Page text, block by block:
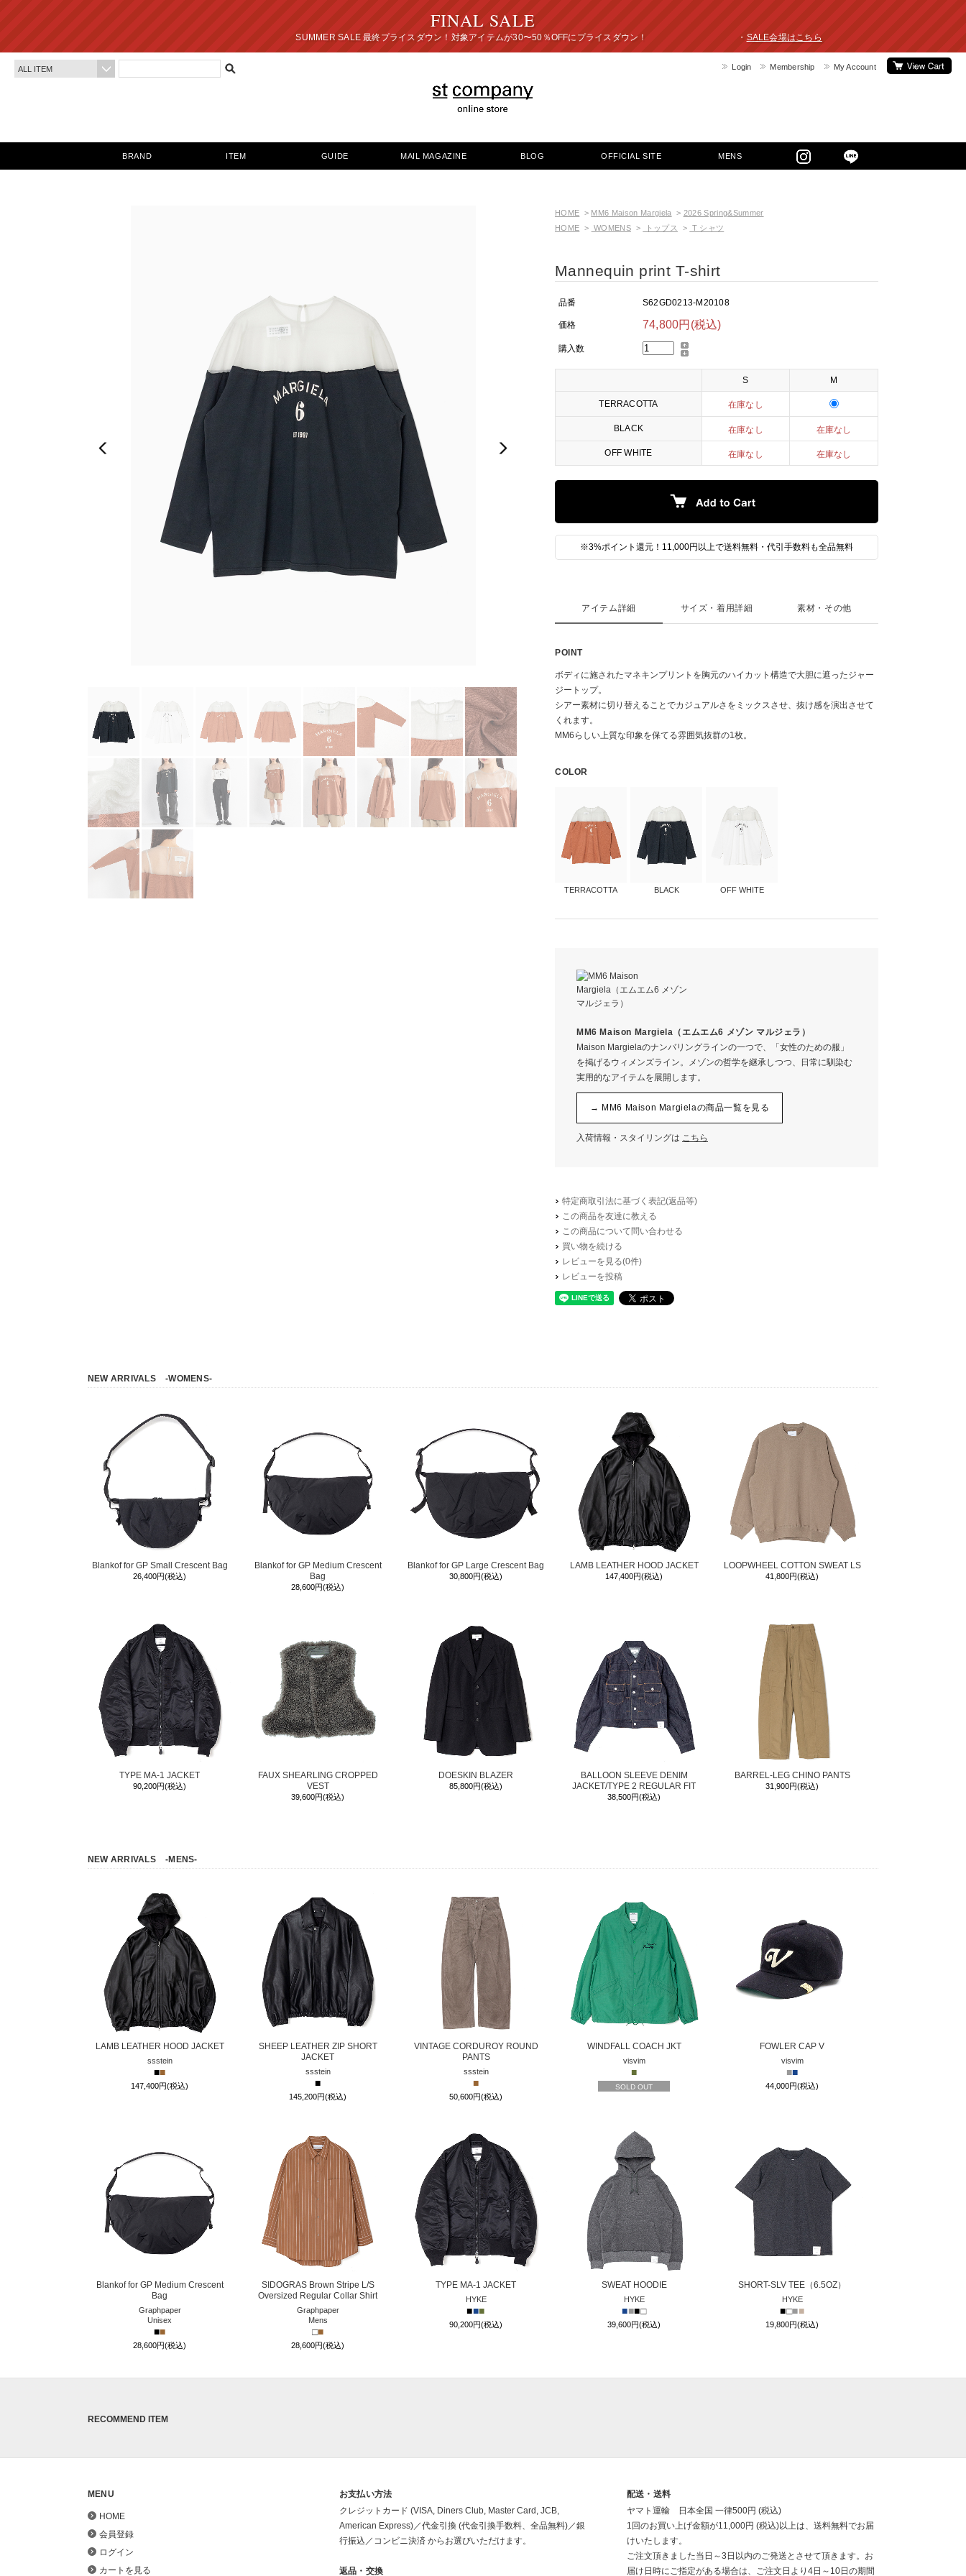
FINAL SALE
SUMMER SALE 最終プライスダウン！対象アイテムが30〜50％OFFにプライスダウン！ ・ SALE会場はこちら
My Account
Membership
Login
BRAND ITEM GUIDE MAIL MAGAZINE BLOG OFFICIAL SITE MENS
Previous Next
HOME > MM6 Maison Margiela > 2026 Spring&Summer
HOME > WOMENS> トップス > T シャツ
Mannequin print T-shirt
品番 S62GD0213-M20108
価格 74,800円(税込)
購入数
S M
TERRACOTTA 在庫なし
BLACK 在庫なし 在庫なし
OFF WHITE 在庫なし 在庫なし
※3%ポイント還元！11,000円以上で送料無料・代引手数料も全品無料
アイテム詳細
POINT
ボディに施されたマネキンプリントを胸元のハイカット構造で大胆に遮ったジャー
ジートップ。
シアー素材に切り替えることでカジュアルさをミックスさせ、抜け感を演出させて
くれます。
MM6らしい上質な印象を保てる雰囲気抜群の1枚。
COLOR
TERRACOTTA BLACK OFF WHITE
サイズ・着用詳細
サイズ S
M
着丈
72
73
袖口
12
身幅
60
裾幅
素材・その他
本体
別布部分
※画像をクリックすると拡大します
MM6 Maison Margiela（エムエム6 メゾン マルジェラ）
Maison Margielaのナンバリングラインの一つで、「女性のための服」
を掲げるウィメンズライン。メゾンの哲学を継承しつつ、日常に馴染む
実用的なアイテムを展開します。
→ MM6 Maison Margielaの商品一覧を見る
入荷情報・スタイリングは こちら
特定商取引法に基づく表記(返品等)
この商品を友達に教える
この商品について問い合わせる
買い物を続ける
レビューを見る(0件)
レビューを投稿
NEW ARRIVALS -WOMENS-
Blankof for GP Small Crescent Bag
26,400円(税込)
Blankof for GP Medium Crescent
Bag
28,600円(税込)
Blankof for GP Large Crescent Bag
30,800円(税込)
LAMB LEATHER HOOD JACKET
147,400円(税込)
LOOPWHEEL COTTON SWEAT LS
41,800円(税込)
TYPE MA-1 JACKET
90,200円(税込)
FAUX SHEARLING CROPPED
VEST
39,600円(税込)
DOESKIN BLAZER
85,800円(税込)
BALLOON SLEEVE DENIM
JACKET/TYPE 2 REGULAR FIT
38,500円(税込)
BARREL-LEG CHINO PANTS
31,900円(税込)
NEW ARRIVALS -MENS-
LAMB LEATHER HOOD JACKET
ssstein
■■
147,400円(税込)
SHEEP LEATHER ZIP SHORT
JACKET
ssstein
■
145,200円(税込)
VINTAGE CORDUROY ROUND
PANTS
ssstein
■
50,600円(税込)
WINDFALL COACH JKT
visvim
■
SOLD OUT
FOWLER CAP V
visvim
■■
44,000円(税込)
Blankof for GP Medium Crescent
Bag
Graphpaper
Unisex
■■
28,600円(税込)
SIDOGRAS Brown Stripe L/S
Oversized Regular Collar Shirt
Graphpaper
Mens
□■
28,600円(税込)
TYPE MA-1 JACKET
HYKE
■■■
90,200円(税込)
SWEAT HOODIE
HYKE
■■■□
39,600円(税込)
SHORT-SLV TEE（6.5OZ）
HYKE
■□■■
19,800円(税込)
RECOMMEND ITEM
MENU
HOME
会員登録
ログイン
カートを見る
お支払い方法
クレジットカード (VISA, Diners Club, Master Card, JCB,
American Express)／代金引換 (代金引換手数料、全品無料)／銀
行振込／コンビニ決済 からお選びいただけます。
返品・交換
配送・送料
ヤマト運輸 日本全国 一律500円 (税込)
1回のお買い上げ金額が11,000円 (税込)以上は、送料無料でお届
けいたします。
ご注文頂きました当日～3日以内のご発送とさせて頂きます。お
届け日時にご指定がある場合は、ご注文日より4日～10日の期間